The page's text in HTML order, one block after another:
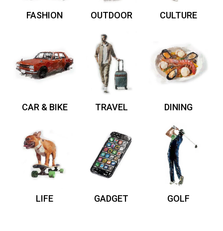
FASHION OUTDOOR CULTURE
CAR & BIKE TRAVEL DINING
LIFE GADGET GOLF